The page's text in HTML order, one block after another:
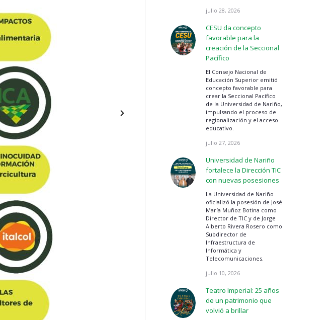
julio 28, 2026
CESU da concepto
favorable para la
creación de la Seccional
Pacífico
El Consejo Nacional de
Educación Superior emitió
concepto favorable para
crear la Seccional Pacífico
de la Universidad de Nariño,
impulsando el proceso de
regionalización y el acceso
educativo.
julio 27, 2026
Universidad de Nariño
fortalece la Dirección TIC
con nuevas posesiones
La Universidad de Nariño
oficializó la posesión de José
María Muñoz Botina como
Director de TIC y de Jorge
Alberto Rivera Rosero como
Subdirector de
Infraestructura de
Informática y
Telecomunicaciones.
julio 10, 2026
Teatro Imperial: 25 años
de un patrimonio que
volvió a brillar